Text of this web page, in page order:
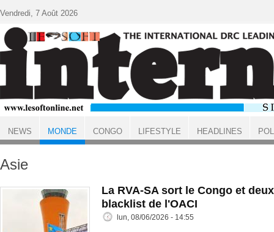
ACCUEIL MONDE
Asie
La RVA-SA sort le Congo et
blacklist de l'OACI
lun, 08/06/2026 - 14:55
Vendredi, 7 Août 2026
NEWS MONDE CONGO LIFESTYLE HEADLINES